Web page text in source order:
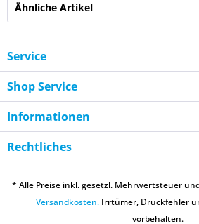
Ähnliche Artikel
Service
Shop Service
Informationen
Rechtliches
* Alle Preise inkl. gesetzl. Mehrwertsteuer
Versandkosten.Irrtümer, Druckfehler
vorbehalten.